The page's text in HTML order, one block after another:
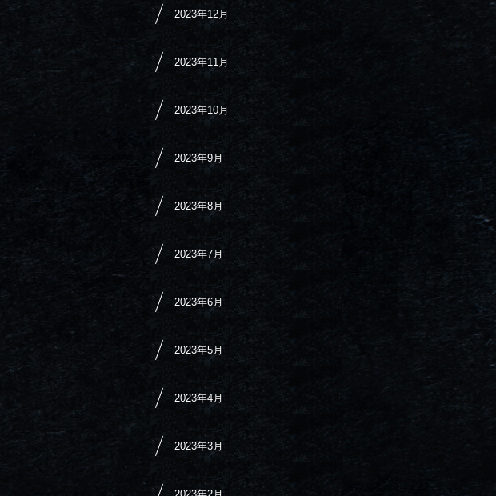
2023年12月
2023年11月
2023年10月
2023年9月
2023年8月
2023年7月
2023年6月
2023年5月
2023年4月
2023年3月